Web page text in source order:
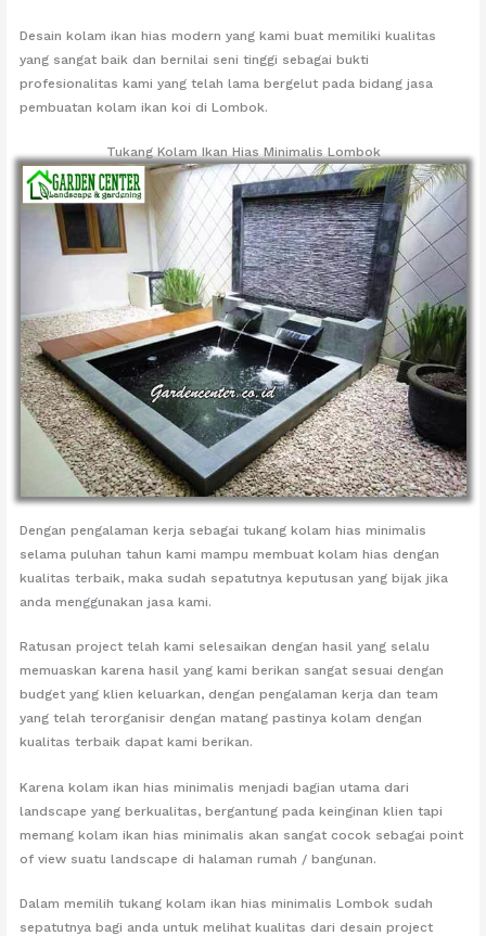
Desain kolam ikan hias modern yang kami buat memiliki kualitas
yang sangat baik dan bernilai seni tinggi sebagai bukti
profesionalitas kami yang telah lama bergelut pada bidang jasa
pembuatan kolam ikan koi di Lombok.
Tukang Kolam Ikan Hias Minimalis Lombok
Dengan pengalaman kerja sebagai tukang kolam hias minimalis
selama puluhan tahun kami mampu membuat kolam hias dengan
kualitas terbaik, maka sudah sepatutnya keputusan yang bijak jika
anda menggunakan jasa kami.
Ratusan project telah kami selesaikan dengan hasil yang selalu
memuaskan karena hasil yang kami berikan sangat sesuai dengan
budget yang klien keluarkan, dengan pengalaman kerja dan team
yang telah terorganisir dengan matang pastinya kolam dengan
kualitas terbaik dapat kami berikan.
Karena kolam ikan hias minimalis menjadi bagian utama dari
landscape yang berkualitas, bergantung pada keinginan klien tapi
memang kolam ikan hias minimalis akan sangat cocok sebagai point
of view suatu landscape di halaman rumah / bangunan.
Dalam memilih tukang kolam ikan hias minimalis Lombok sudah
sepatutnya bagi anda untuk melihat kualitas dari desain project